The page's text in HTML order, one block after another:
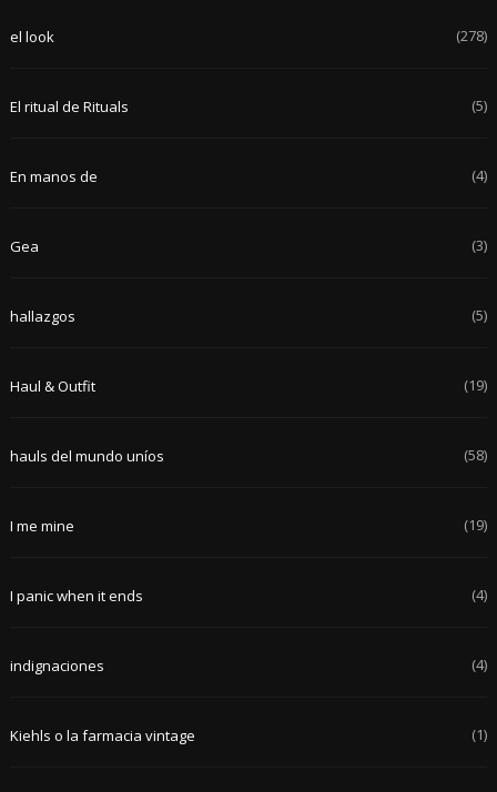
el look (278)
El ritual de Rituals (5)
En manos de (4)
Gea (3)
hallazgos (5)
Haul & Outfit (19)
hauls del mundo uníos (58)
I me mine (19)
I panic when it ends (4)
indignaciones (4)
Kiehls o la farmacia vintage (1)